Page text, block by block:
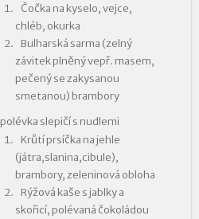
Čočka na kyselo, vejce,
chléb, okurka
Bulharská sarma (zelný
závitek plněný vepř. masem,
pečený se zakysanou
smetanou) brambory
polévka slepičí s nudlemi
Krůtí prsíčka na jehle
(játra,slanina,cibule),
brambory, zeleninová obloha
Rýžová kaše s jablky a
skořicí, polévaná čokoládou